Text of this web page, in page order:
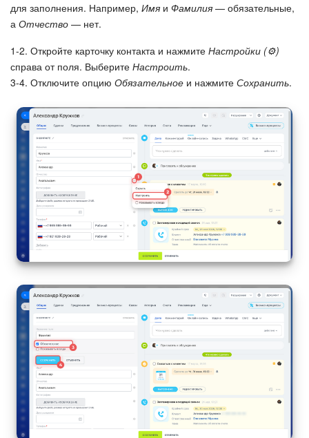
для заполнения. Например, Имя и Фамилия — обязательные,
а Отчество — нет.
1-2. Откройте карточку контакта и нажмите Настройки (⚙️)
справа от поля. Выберите Настроить.
3-4. Отключите опцию Обязательное и нажмите Сохранить.